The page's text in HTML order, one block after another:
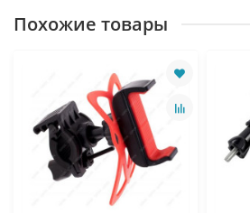
Похожие товары